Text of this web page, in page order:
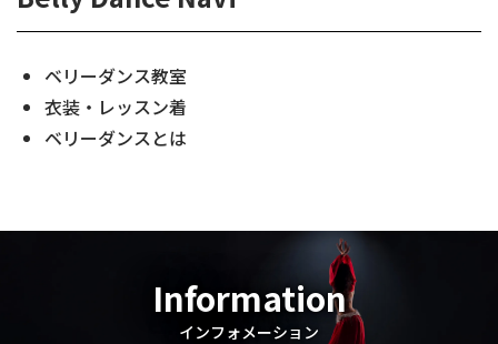
ベリーダンス教室
衣装・レッスン着
ベリーダンスとは
Information
インフォメーション